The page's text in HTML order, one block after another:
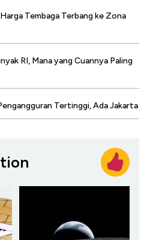
Tembaga Terbang ke Zona
RI, Mana yang Cuannya Paling
Tertinggi, Ada Jakarta